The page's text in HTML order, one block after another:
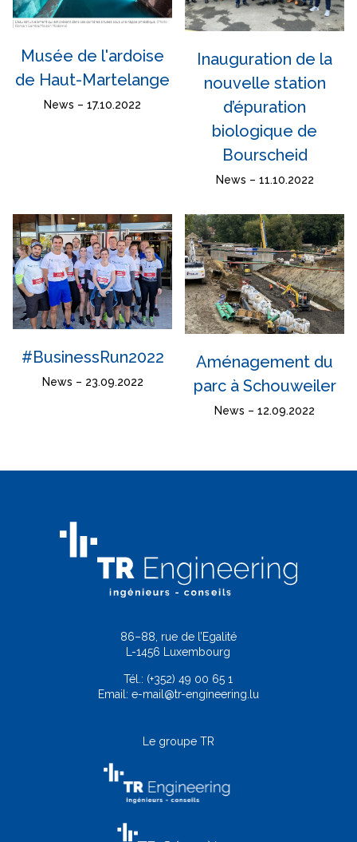
Musée de l'ardoise
de Haut-Martelange
News – 17.10.2022
Inauguration de la
nouvelle station
d’épuration
biologique de
Bourscheid
News – 11.10.2022
#BusinessRun2022
News – 23.09.2022
Aménagement du
parc à Schouweiler
News – 12.09.2022
Le groupe TR
86–88, rue de l’Egalité
L-1456 Luxembourg
Tél.: (+352) 49 00 65 1
Email: e-mail@tr-engineering.lu